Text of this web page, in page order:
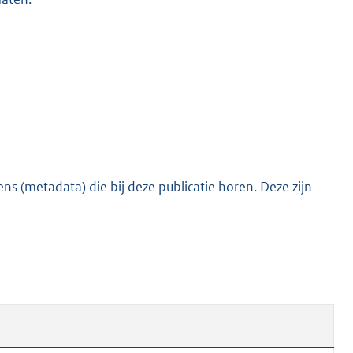
(metadata) die bij deze publicatie horen. Deze zijn